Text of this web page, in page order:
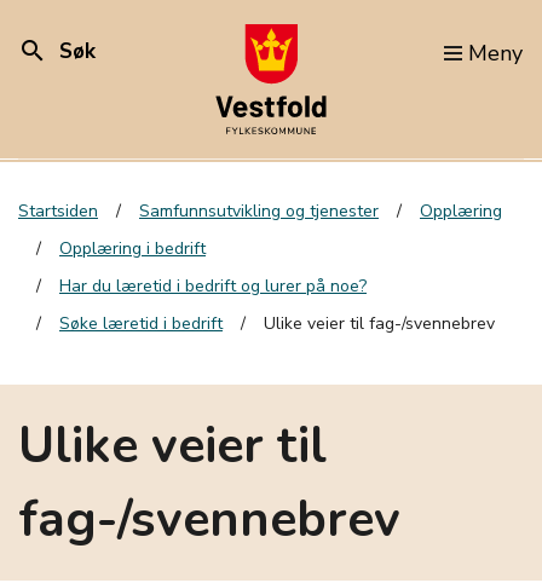
search Søk Meny
Startsiden Samfunnsutvikling og tjenester
Opplæring
Opplæring i bedrift
Har du læretid i bedrift og lurer på noe?
Søke læretid i bedrift
Ulike veier til fag-/svennebrev
Ulike veier til
fag-/svennebrev